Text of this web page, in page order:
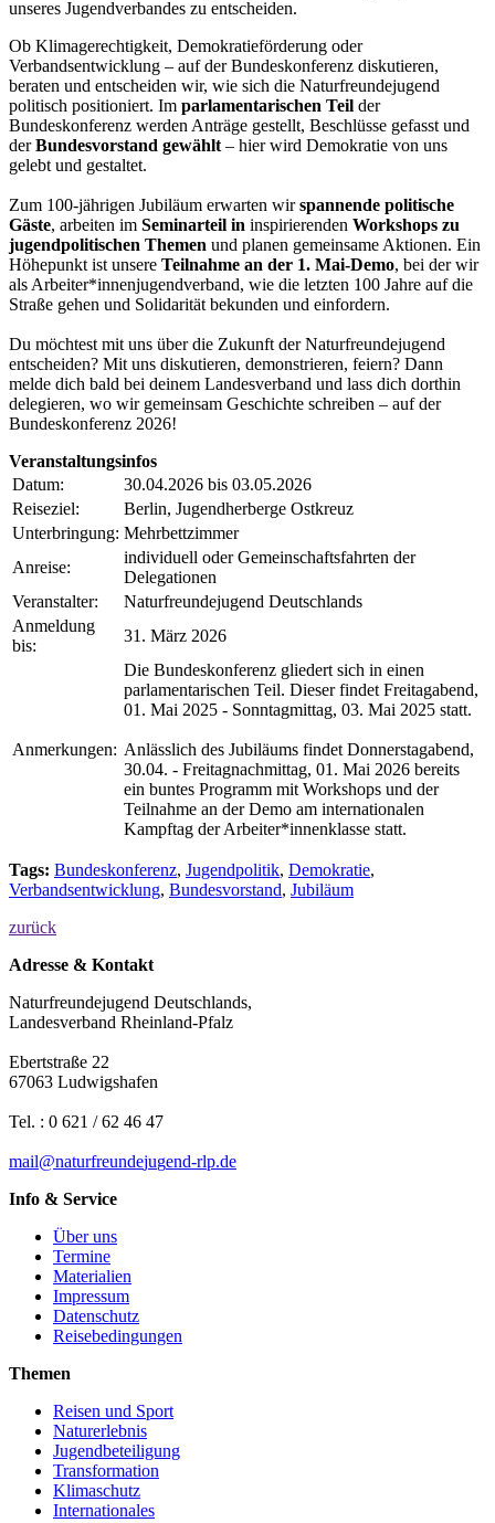
unseres Jugendverbandes zu entscheiden.
Ob Klimagerechtigkeit, Demokratieförderung oder
Verbandsentwicklung – auf der Bundeskonferenz diskutieren,
beraten und entscheiden wir, wie sich die Naturfreundejugend
politisch positioniert. Im parlamentarischen Teil der
Bundeskonferenz werden Anträge gestellt, Beschlüsse gefasst und
derBundesvorstand gewählt– hier wird Demokratie von uns
gelebt und gestaltet.
Zum 100-jährigen Jubiläum erwarten wirspannende politische
Gäste, arbeiten im Seminarteil in inspirierenden Workshops zu
jugendpolitischen Themen und planen gemeinsame Aktionen. Ein
Höhepunkt ist unsere Teilnahme an der 1. Mai-Demo, bei der wir
als Arbeiter*innenjugendverband, wie die letzten 100 Jahre auf die
Straße gehen und Solidarität bekunden und einfordern.
Du möchtest mit uns über die Zukunft der Naturfreundejugend
entscheiden? Mit uns diskutieren, demonstrieren, feiern? Dann
melde dich bald bei deinem Landesverband und lass dich dorthin
delegieren, wo wir gemeinsam Geschichte schreiben – auf der
Bundeskonferenz 2026!
Veranstaltungsinfos
Datum:
30.04.2026 bis 03.05.2026
Reiseziel:
Berlin, Jugendherberge Ostkreuz
Unterbringung: Mehrbettzimmer
Anreise:
individuell oder Gemeinschaftsfahrten der
Delegationen
Veranstalter:
Naturfreundejugend Deutschlands
Anmeldung
bis:
31. März 2026
Anmerkungen:
Die Bundeskonferenz gliedert sich in einen
parlamentarischen Teil. Dieser findet Freitagabend,
01. Mai 2025 - Sonntagmittag, 03. Mai 2025 statt.
Anlässlich des Jubiläums findet Donnerstagabend,
30.04. - Freitagnachmittag, 01. Mai 2026 bereits
ein buntes Programm mit Workshops und der
Teilnahme an der Demo am internationalen
Kampftag der Arbeiter*innenklasse statt.
Tags: Bundeskonferenz, Jugendpolitik, Demokratie,
Verbandsentwicklung, Bundesvorstand, Jubiläum
zurück
Adresse & Kontakt
Naturfreundejugend Deutschlands,
Landesverband Rheinland-Pfalz
Ebertstraße 22
67063 Ludwigshafen
Tel. : 0 621 / 62 46 47
mail@naturfreundejugend-rlp.de
Info & Service
Über uns
Termine
Materialien
Impressum
Datenschutz
Reisebedingungen
Themen
Reisen und Sport
Naturerlebnis
Jugendbeteiligung
Transformation
Klimaschutz
Internationales